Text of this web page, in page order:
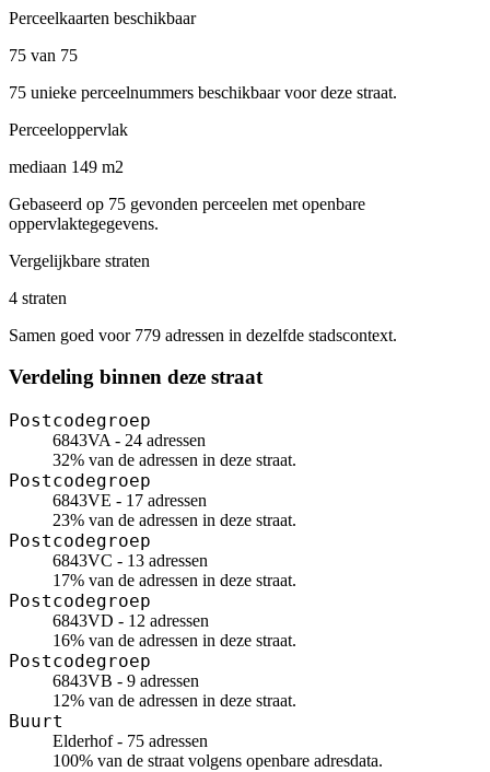
Perceelkaarten beschikbaar
75 van 75
75 unieke perceelnummers beschikbaar voor deze straat.
Perceeloppervlak
mediaan 149 m2
Gebaseerd op 75 gevonden perceelen met openbare
oppervlaktegegevens.
Vergelijkbare straten
4 straten
Samen goed voor 779 adressen in dezelfde stadscontext.
Verdeling binnen deze straat
Postcodegroep
6843VA - 24 adressen
32% van de adressen in deze straat.
Postcodegroep
6843VE - 17 adressen
23% van de adressen in deze straat.
Postcodegroep
6843VC - 13 adressen
17% van de adressen in deze straat.
Postcodegroep
6843VD - 12 adressen
16% van de adressen in deze straat.
Postcodegroep
6843VB - 9 adressen
12% van de adressen in deze straat.
Buurt
Elderhof - 75 adressen
100% van de straat volgens openbare adresdata.